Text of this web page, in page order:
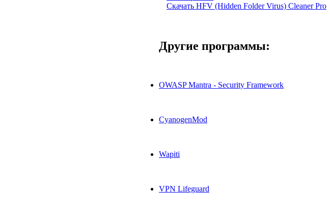
Скачать HFV (Hidden Folder Virus) Cleaner Pro
Другие программы:
OWASP Mantra - Security Framework
CyanogenMod
Wapiti
VPN Lifeguard